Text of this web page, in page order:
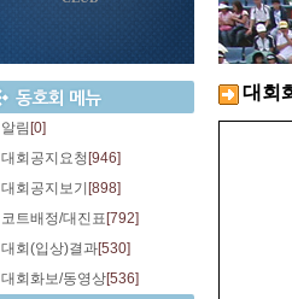
알림 [0]
대회공지요청 [946]
대회공지보기 [898]
코트배정/대진표 [792]
대회(입상)결과[530]
대회화보/동영상[536]
대회